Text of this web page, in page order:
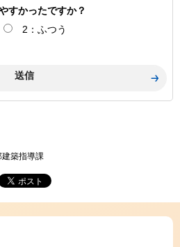
すかったですか？
2：ふつう
築指導課